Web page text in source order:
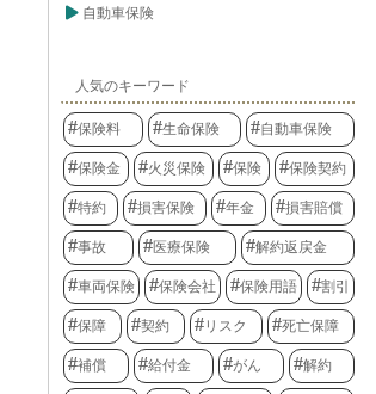
自動車保険
人気のキーワード
保険料 生命保険 自動車保険
保険金 火災保険 保険 保険契約
特約 損害保険 年金 損害賠償
事故 医療保険 解約返戻金
車両保険 保険会社 保険用語 割引
保障 契約 リスク 死亡保障
補償 給付金 がん 解約